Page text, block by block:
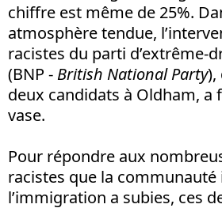
chiffre est même de 25%.
atmosphère tendue,
racistes du parti d’extrême-
(BNP - British National Party),
deux candidats à Oldham, a
vase.
Pour répondre aux
racistes que la communauté
l’immigration a subies, ces